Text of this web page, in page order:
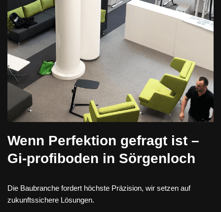
Wenn Perfektion gefragt ist –
Gi-profiboden in Sörgenloch
Die Baubranche fordert höchste Präzision, wir setzen auf
zukunftssichere Lösungen.